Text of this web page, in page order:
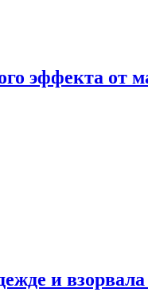
эффекта от
и взорвала